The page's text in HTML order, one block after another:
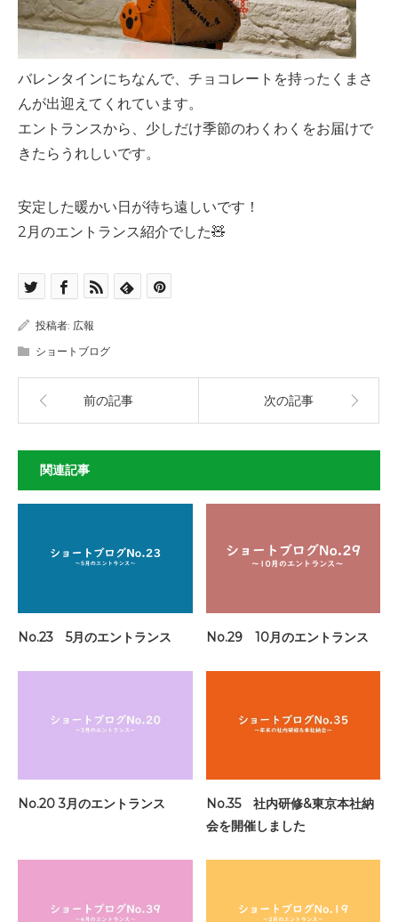
バレンタインにちなんで、チョコレートを持ったくまさ
んが出迎えてくれています。
エントランスから、少しだけ季節のわくわくをお届けで
きたらうれしいです。
安定した暖かい日が待ち遠しいです！
2月のエントランス紹介でした🧸
投稿者: 広報
ショートブログ
前の記事 次の記事
関連記事
No.23 5月のエントランス No.29 10月のエントランス
No.20 3月のエントランス
No.35 社内研修&東京本社納
会を開催しました